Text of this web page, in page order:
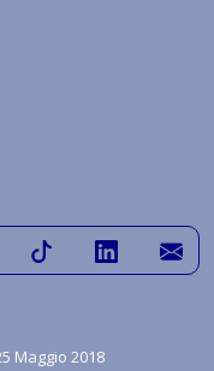
Maggio 2018